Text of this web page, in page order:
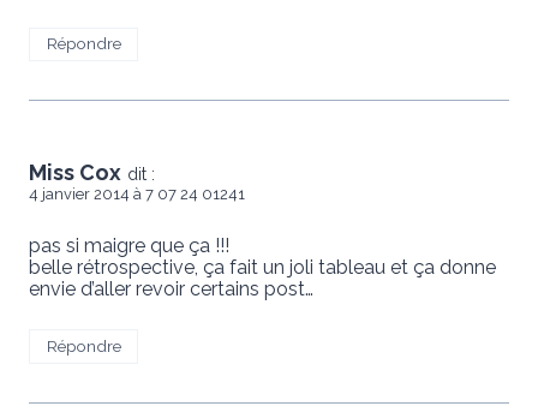
Répondre
Miss Cox dit :
4 janvier 2014 à 7 07 24 01241
pas si maigre que ça !!!
belle rétrospective, ça fait un joli tableau et ça donne
envie d’aller revoir certains post…
Répondre